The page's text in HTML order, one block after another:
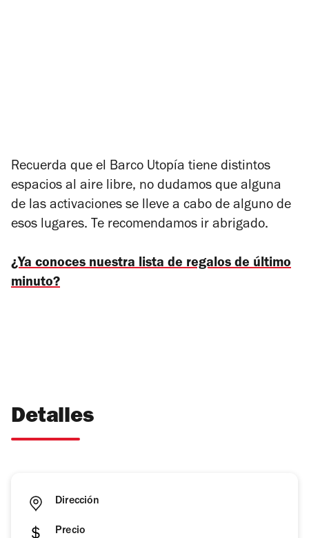
Recuerda que el Barco Utopía tiene distintos
espacios al aire libre, no dudamos que alguna
de las activaciones se lleve a cabo de alguno de
esos lugares. Te recomendamos ir abrigado.
¿Ya conoces nuestra lista de regalos de último
minuto?
Detalles
Dirección
Precio